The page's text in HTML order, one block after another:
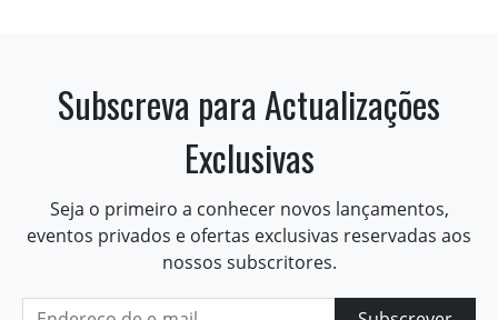
Subscreva para Actualizações
Exclusivas
Seja o primeiro a conhecer novos lançamentos,
eventos privados e ofertas exclusivas reservadas aos
nossos subscritores.